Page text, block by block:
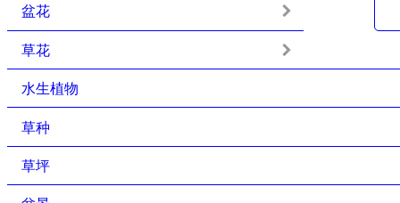
盆花
草花
水生植物
草种
草坪